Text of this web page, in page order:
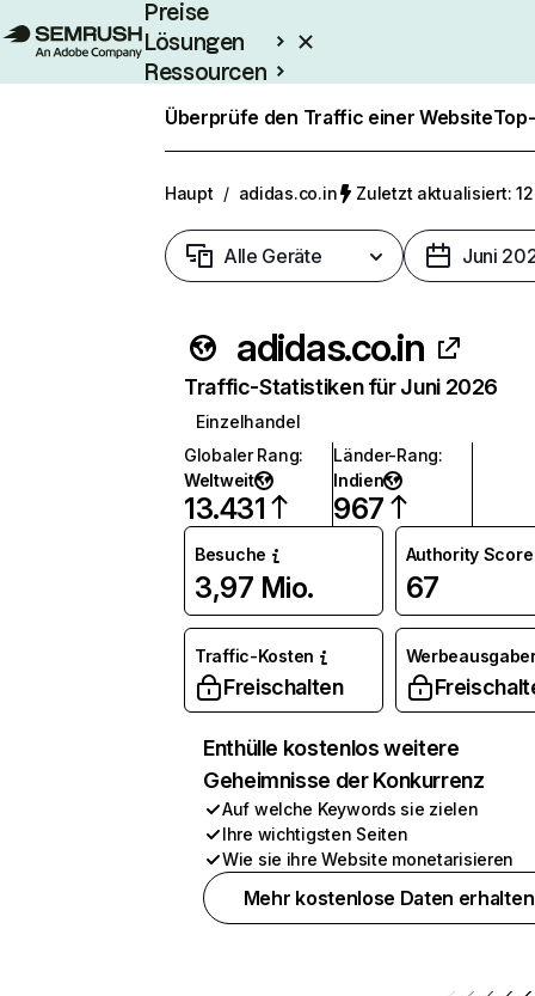
Preise
Lösungen
Ressourcen
Enterprise
Überprüfe den Traffic einer Website
Haupt / adidas.co.in Zuletzt aktualisiert:
Alle Geräte Juni
adidas.co.in
Traffic-Statistiken für Juni 2026
Einzelhandel
Globaler Rang:
Weltweit
13.431
Länder-Rang:
Indien
967
Besuche
3,97 Mio.
Authority Score
67
Traffic-Kosten
Freischalten
Enthülle kostenlos weitere
Geheimnisse der Konkurrenz
Auf welche Keywords sie zielen
Ihre wichtigsten Seiten
Wie sie ihre Website monetarisieren
Mehr kostenlose Daten erhalten